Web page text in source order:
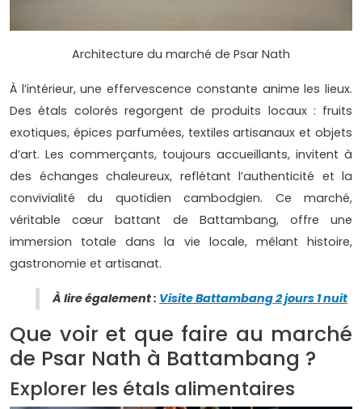
Architecture du marché de Psar Nath
À l’intérieur, une effervescence constante anime les lieux.
Des étals colorés regorgent de produits locaux : fruits
exotiques, épices parfumées, textiles artisanaux et objets
d’art. Les commerçants, toujours accueillants, invitent à
des échanges chaleureux, reflétant l’authenticité et la
convivialité du quotidien cambodgien. Ce marché,
véritable cœur battant de Battambang, offre une
immersion totale dans la vie locale, mêlant histoire,
gastronomie et artisanat.
À lire également : Visite Battambang 2 jours 1 nuit
Que voir et que faire au marché
de Psar Nath à Battambang ?
Explorer les étals alimentaires